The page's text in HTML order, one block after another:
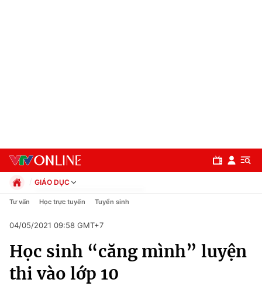
Chuyên mục
Chính trị
GIÁO DỤC
Chính trị
Pháp luật
Kinh tế
Thể thao
Truyền hình
Tư vấn Học trực tuyến Tuyển sinh
04/05/2021 09:58 GMT+7
Học sinh “căng mình” luyện
thi vào lớp 10